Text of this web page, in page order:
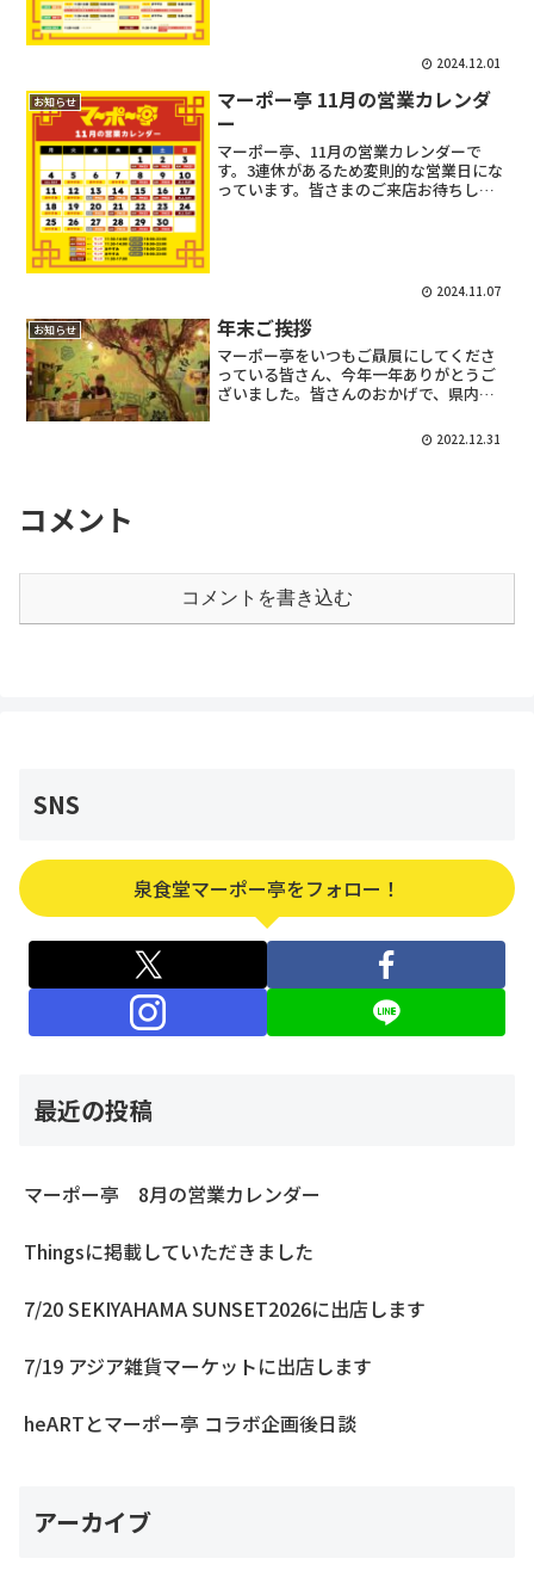
2024.12.01
お知らせ
マーポー亭 11月の営業カレンダ
ー
マーポー亭、11月の営業カレンダーで
す。3連休があるため変則的な営業日にな
っています。皆さまのご来店お待ちして
2024.11.07
お知らせ 年末ご挨拶
マーポー亭をいつもご贔屓にしてくださ
っている皆さん、今年一年ありがとうご
ざいました。皆さんのおかげで、県内・
き、たくさんの方々にマーポー亭の麻婆
豆腐を食べてもらうことができました。
2022.12.31
コメント
コメントを書き込む
SNS
泉食堂マーポー亭をフォロー！
最近の投稿
マーポー亭 8月の営業カレンダー
Thingsに掲載していただきました
7/20 SEKIYAHAMA SUNSET2026に出店します
7/19 アジア雑貨マーケットに出店します
heARTとマーポー亭 コラボ企画後日談
アーカイブ